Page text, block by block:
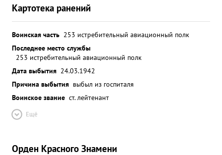
Картотека ранений
Воинская часть 253 истребительный авиационный полк
Последнее место службы
253 истребительный авиационный полк
Дата выбытия 24.03.1942
Причина выбытия выбыл из госпиталя
Воинское звание ст. лейтенант
Ещё
Орден Красного Знамени